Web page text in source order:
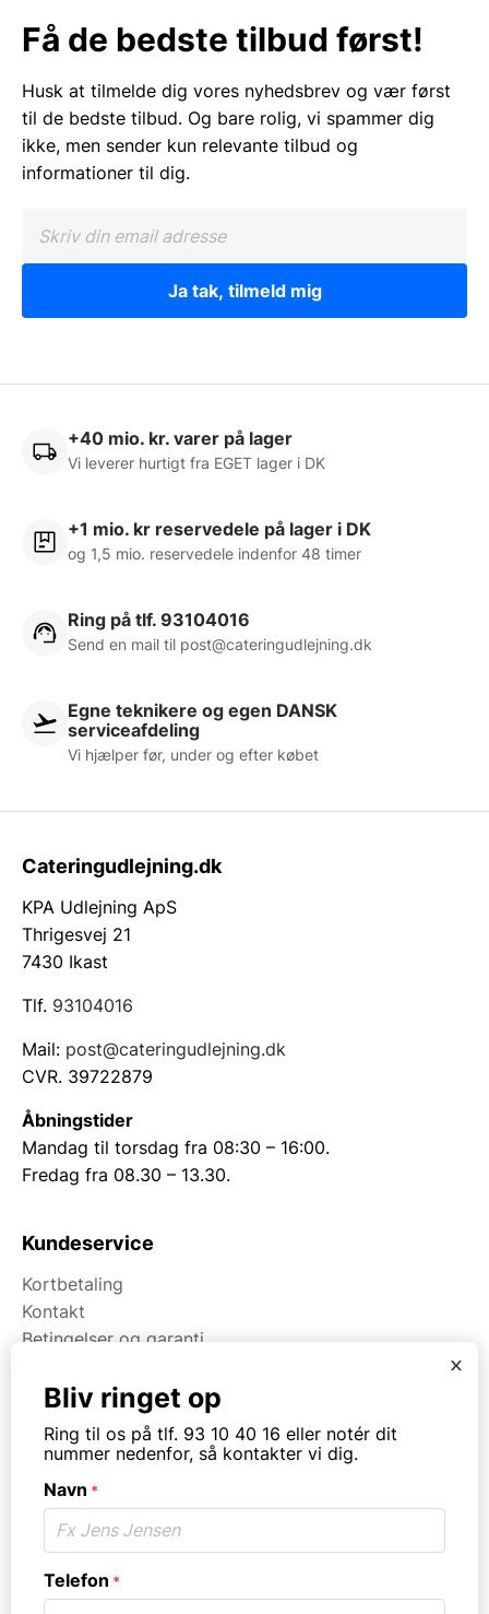
Få de bedste tilbud først!
Husk at tilmelde dig vores nyhedsbrev og vær først
til de bedste tilbud. Og bare rolig, vi spammer dig
ikke, men sender kun relevante tilbud og
informationer til dig.
Ja tak, tilmeld mig
+40 mio. kr. varer på lager
Vi leverer hurtigt fra EGET lager i DK
+1 mio. kr reservedele på lager i DK
og 1,5 mio. reservedele indenfor 48 timer
Ring på tlf. 93104016
Send en mail til post@cateringudlejning.dk
Egne teknikere og egen DANSK
serviceafdeling
Vi hjælper før, under og efter købet
Cateringudlejning.dk
KPA Udlejning ApS
Thrigesvej 21
7430 Ikast
Tlf. 93104016
Mail: post@cateringudlejning.dk
CVR. 39722879
Åbningstider
Mandag til torsdag fra 08:30 – 16:00.
Fredag fra 08.30 – 13.30.
Kundeservice
Kortbetaling
Kontakt
Betingelser og garanti
Om Kpa Udlejning
Om Kpa Group
Fødevaredokumentation
Kategorier
x
Bliv ringet op
Ring til os på tlf. 93 10 40 16 eller notér dit
nummer nedenfor, så kontakter vi dig.
Navn *
Telefon *